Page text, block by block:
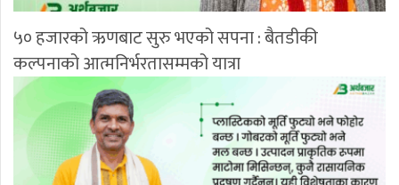
५० हजारको ऋणबाट सुरु भएको सपना : बैतडीकी
कल्पनाको आत्मनिर्भरतासम्मको यात्रा